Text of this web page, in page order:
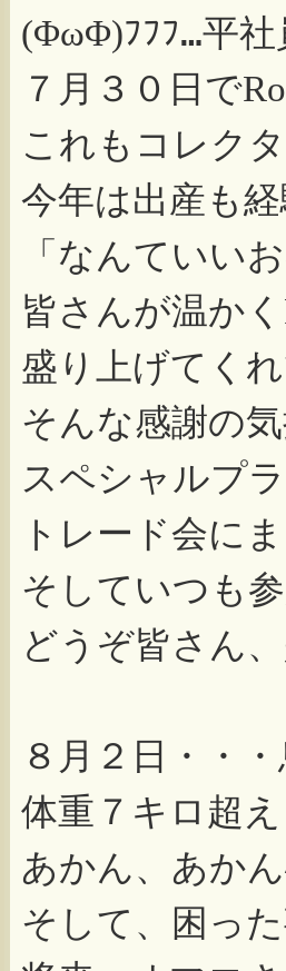
(ΦωΦ)ﾌﾌﾌ…平
７月３０日で
これもコレク
今年は出産も
「なんていい
皆さんが温かく
盛り上げてく
そんな感謝の
スペシャルプ
トレード会に
そしていつも
どうぞ皆さん
８月２日・・
体重７キロ超
あかん、あか
そして、困っ